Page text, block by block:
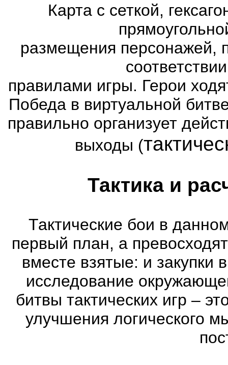
Карта с сеткой,
размещения персонажей,
правилами игры. Герои
Победа в виртуальной
правильно организует
выходы (
Тактика и
Тактические бои в
первый план, а
вместе взятые: и закупки
исследование
битвы тактических игр –
улучшения логического